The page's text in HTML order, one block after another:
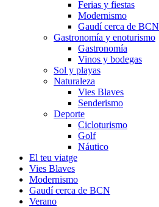
Ferias y fiestas
Modernismo
Gaudí cerca de BCN
Gastronomía y enoturismo
Gastronomía
Vinos y bodegas
Sol y playas
Naturaleza
Vies Blaves
Senderismo
Deporte
Cicloturismo
Golf
Náutico
El teu viatge
Vies Blaves
Modernismo
Gaudí cerca de BCN
Verano